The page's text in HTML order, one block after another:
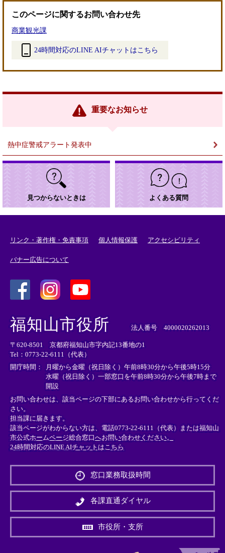
このページに関するお問い合わせ先
商業観光課
24時間対応のLINE AIチャットはこちら
リ
重要なお知らせ
熱中症警戒アラート発表中
見つからないときは よくある質問
リンク・著作権・免責事項 個人情報保護 アクセシビリティ
バナー広告について
外
部
リ
ン
ク
＞
外
リ
ン
ク
＞
外
部
ン
ク
＞
福知山市役所 法人番号 4000020262013
〒620-8501 京都府福知山市字内記13番地の1
Tel：0773-22-6111（代表）
開庁時間：
月曜から金曜（祝日除く）午前8時30分から午後5時15分
水曜（祝日除く）一部窓口を午前8時30分から午後7時まで
開設
お問い合わせは、該当ページの下部にあるお問い合わせから行ってくだ
さい。
担当課に届きます。
該当ページがわからない方は、電話0773-22-6111（代表）または福知山
市公式ホームページ総合窓口へお問い合わせください。
24時間対応のLINE AIチャットはこちら
外
リ
＞
窓口業務取扱時間
各課直通ダイヤル
市役所・支所